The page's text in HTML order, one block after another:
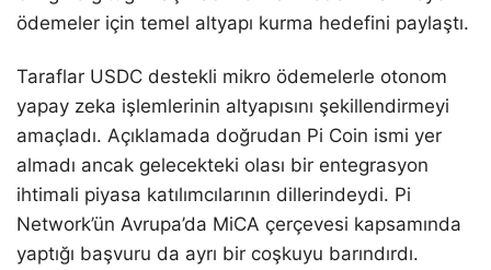
ödemeler için temel altyapı kurma hedefini paylaştı.
Taraflar USDC destekli mikro ödemelerle otonom
yapay zeka işlemlerinin altyapısını şekillendirmeyi
amaçladı. Açıklamada doğrudan Pi Coin ismi yer
almadı ancak gelecekteki olası bir entegrasyon
ihtimali piyasa katılımcılarının dillerindeydi. Pi
Network’ün Avrupa’da MiCA çerçevesi kapsamında
yaptığı başvuru da ayrı bir coşkuyu barındırdı.